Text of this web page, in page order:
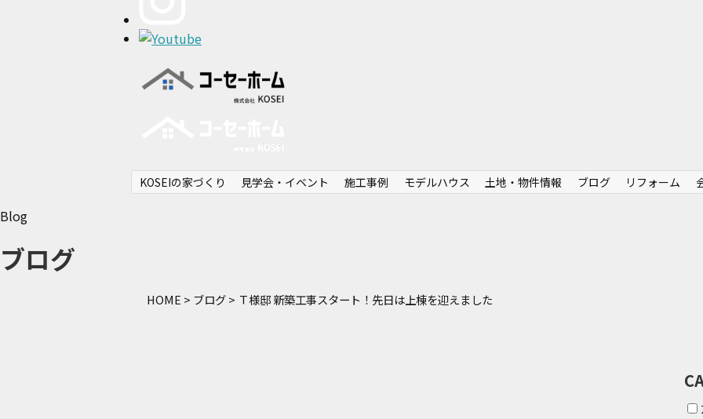
KOSEIの家づくり 見学会・イベント 施工事例 モデルハウス 土地・物件情報 ブログ リフォーム
Blog
ブログ
HOME > ブログ> Ｔ様邸 新築工事スタート！先日は上棟を迎えました